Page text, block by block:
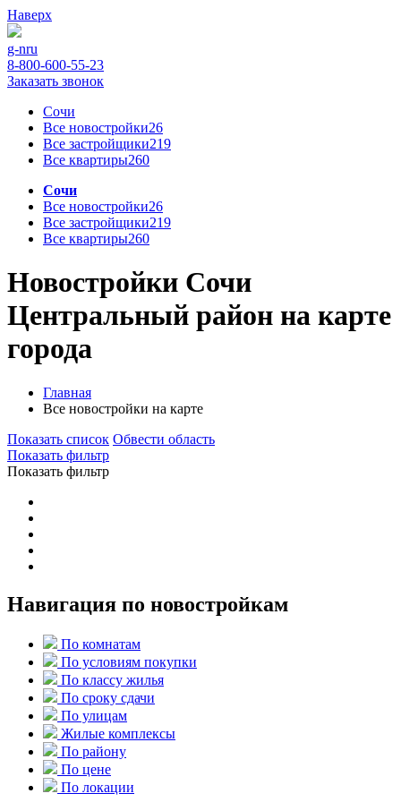
Наверх
g-nru
8-800-600-55-23
Заказать звонок
Сочи
Все новостройки26
Все застройщики219
Все квартиры260
Сочи
Все новостройки26
Все застройщики219
Все квартиры260
Новостройки Сочи
Центральный район на карте
города
Главная
Все новостройки на карте
Показать список Обвести область
Показать фильтр
Показать фильтр
Навигация по новостройкам
По комнатам
По условиям покупки
По классу жилья
По сроку сдачи
По улицам
Жилые комплексы
По району
По цене
По локации